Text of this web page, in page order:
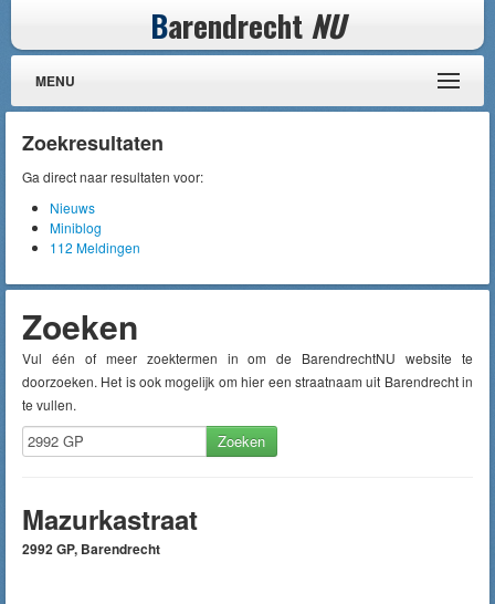
Barendrecht NU
MENU
Zoekresultaten
Ga direct naar resultaten voor:
Nieuws
Miniblog
112 Meldingen
Zoeken
Vul één of meer zoektermen in om de BarendrechtNU website te
doorzoeken. Het is ook mogelijk om hier een straatnaam uit Barendrecht in
te vullen.
Zoeken
Mazurkastraat
2992 GP, Barendrecht